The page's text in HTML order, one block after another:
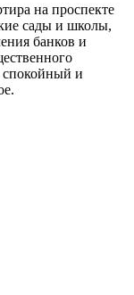
на проспекте
сады и школы,
банков и
спокойный и